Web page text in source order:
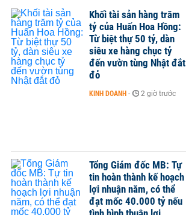
Khối tài sản hàng trăm
tỷ của Huấn Hoa Hồng:
Từ biệt thự 50 tỷ, dàn
siêu xe hàng chục tỷ
đến vườn tùng Nhật đắt
đỏ
KINH DOANH - 2 giờ trước
Tổng Giám đốc MB: Tự
tin hoàn thành kế hoạch
lợi nhuận năm, có thể
đạt mốc 40.000 tỷ nếu